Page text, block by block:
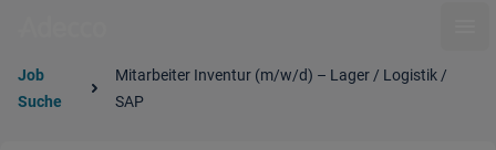
Job
Suche
Mitarbeiter Inventur (m/w/d) – Lager / Logistik /
SAP